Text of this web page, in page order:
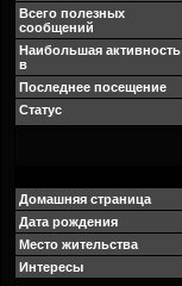
Всего полезных
сообщений
Наибольшая активность
в
Последнее посещение
Статус
Домашняя страница
Дата рождения
Место жительства
Интересы